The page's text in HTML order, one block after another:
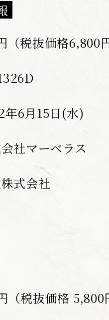
（税抜価格6,800
年6月15日(水)
社マーベラス
式会社
（税抜価格 5,800